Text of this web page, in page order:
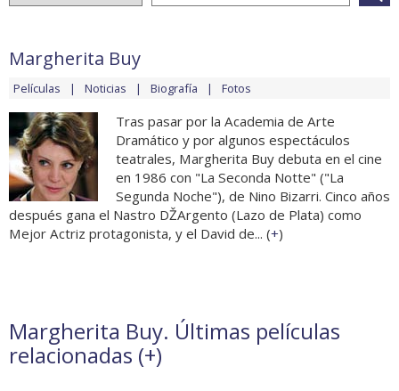
Margherita Buy
Películas Noticias Biografía Fotos
Tras pasar por la Academia de Arte
Dramático y por algunos espectáculos
teatrales, Margherita Buy debuta en el cine
en 1986 con "La Seconda Notte" ("La
Segunda Noche"), de Nino Bizarri. Cinco años
después gana el Nastro DŽArgento (Lazo de Plata) como
Mejor Actriz protagonista, y el David de... (+)
Margherita Buy. Últimas películas
relacionadas (+)